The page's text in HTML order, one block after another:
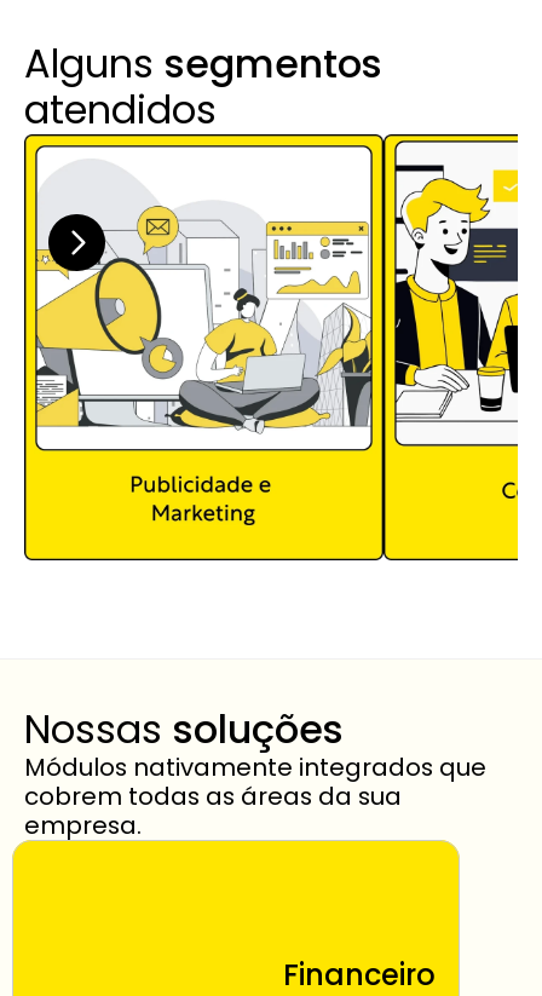
Alguns segmentos
atendidos
Nossas soluções
Módulos nativamente integrados que
cobrem todas as áreas da sua
empresa.
Financeiro